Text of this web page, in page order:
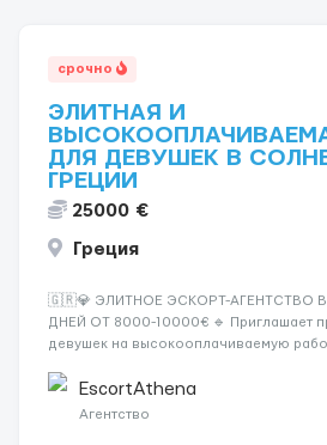
срочно
ЭЛИТНАЯ И
ДЛЯ ДЕВУШЕК В
ГРЕЦИИ
25000 €
Греция
🇬🇷💎 ЭЛИТНОЕ ЭСКОРТ-АГЕНТСТВО В
ДНЕЙ ОТ 8000-10000€ 🔹 Приглашает
девушек на высокооплачиваемую
хорошие деньги 💶 — это предложение
Требования: ✔️ Возраст от ...
EscortAthena
Агентство